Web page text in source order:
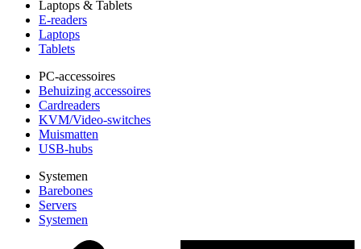
Laptops & Tablets
E-readers
Laptops
Tablets
PC-accessoires
Behuizing accessoires
Cardreaders
KVM/Video-switches
Muismatten
USB-hubs
Systemen
Barebones
Servers
Systemen